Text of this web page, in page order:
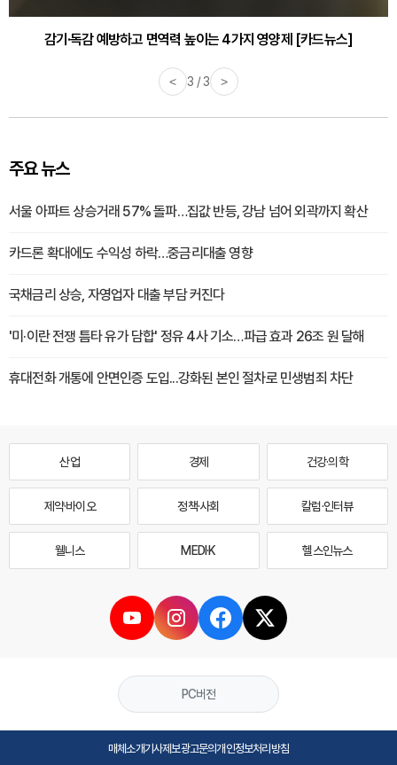
감기·독감 예방하고 면역력 높이는 4가지 영양제 [카드뉴스]
< 3 / 3 >
주요 뉴스
서울 아파트 상승거래 57% 돌파…집값 반등, 강남 넘어 외곽까지 확산
카드론 확대에도 수익성 하락…중금리대출 영향
국채금리 상승, 자영업자 대출 부담 커진다
'미·이란 전쟁 틈타 유가 담합' 정유 4사 기소…파급 효과 26조 원 달해
휴대전화 개통에 안면인증 도입...강화된 본인 절차로 민생범죄 차단
산업 경제 건강·의학
제약·바이오 정책·사회 칼럼·인터뷰
웰니스 MEDI·K 헬스인뉴스
PC버전
매체소개기사제보광고문의개인정보처리방침